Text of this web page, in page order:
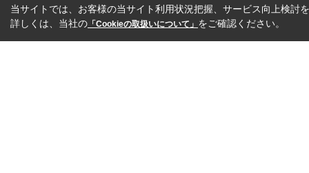
当サイトでは、お客様の当サイト利用状況把握、サービス向上検討
詳しくは、当社の 「Cookieの取扱いについて」 をご確認ください。